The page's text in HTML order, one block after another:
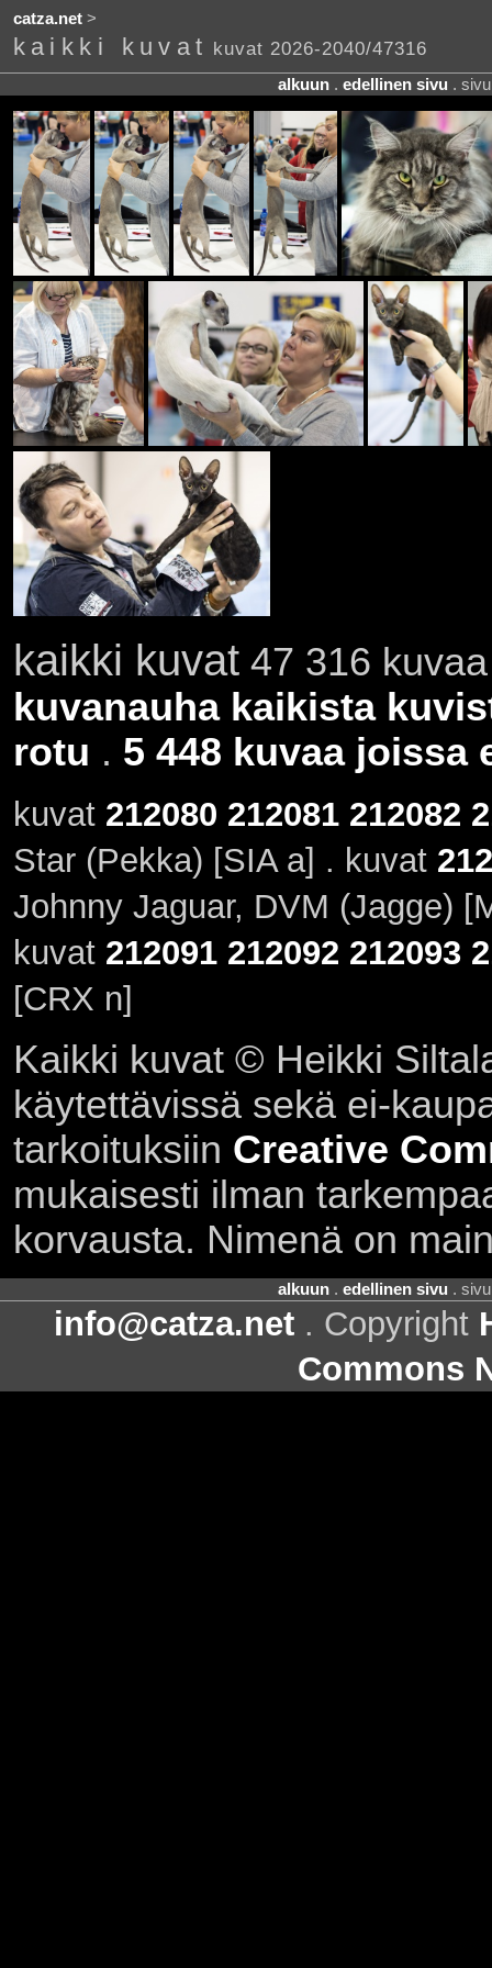
catza.net>
kaikki kuvat kuvat 2026-2040/47316
alkuun . edellinen sivu .
kaikki kuvat47 316
kuvanauha kaikista
rotu . 5 448 kuvaa joissa
kuvat 212080 212081 212082
Star (Pekka) [SIA a] . kuvat
Johnny Jaguar, DVM (Jagge)
kuvat 212091 212092 212093
[CRX n]
Kaikki kuvat © Heikki
käytettävissä sekä ei-
tarkoituksiin Creative
mukaisesti ilman
korvausta. Nimenä on
alkuun . edellinen sivu .
info@catza.net . Copyright
Commons